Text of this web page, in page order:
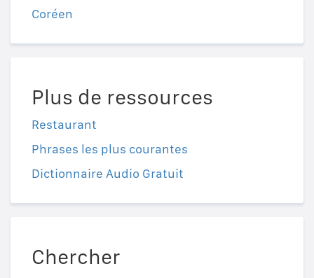
Coréen
Plus de ressources
Restaurant
Phrases les plus courantes
Dictionnaire Audio Gratuit
Chercher